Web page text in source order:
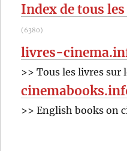
Index de tous
(6380)
livres-
>> Tous les livres sur
>> English books on